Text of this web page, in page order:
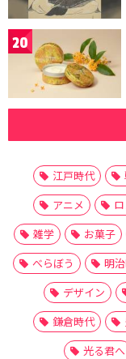
20
江戸時代
アニメ
雑学
お菓子
べらぼう
明
デザイン
鎌倉時代
光る君へ